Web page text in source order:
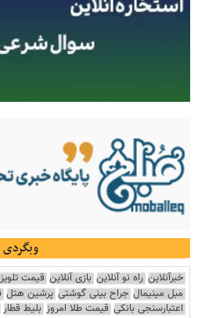
وبگردی
خبرآنلاین راه نو آنلاین بازی آنلاین قیمت
مبل مینیمال جراح بینی گوشتی پرشین هتل
اعتبارسنجی بانکی قیمت طلا امروز بلیط قطار